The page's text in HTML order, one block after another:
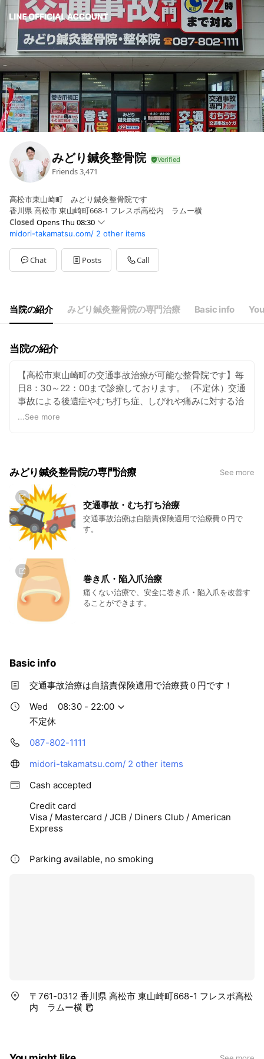
みどり鍼灸整骨院
Friends3,471
高松市東山崎町 みどり鍼灸整骨院です
香川県 高松市 東山崎町668-1 フレスポ高松内 ラムー横
Closed Opens Thu 08:30
Sun08:30 - 22:00
Mon08:30 - 22:00
Tue08:30 - 22:00
Wed08:30 - 22:00
Sat08:30 - 22:00
不定休
midori-takamatsu.com/ 2 other items
Chat Posts Call
当院の紹介 みどり鍼灸整骨院の専門治療 Basic info
当院の紹介
【高松市東山崎町の交通事故治療が可能な整骨院です】毎
日8：30～22：00まで診療しております。（不定休）交通
事故による後遺症やむち打ち症、しびれや痛みに対する治
療が得意です。医療機関と連携し、専門的な治療も可能。
お気軽にご相談ください。
...See more
みどり鍼灸整骨院の専門治療 See more
交通事故・むち打ち治療
交通事故治療は自賠責保険適用で治療費０円で
す。
巻き爪・陥入爪治療
痛くない治療で、安全に巻き爪・陥入爪を改善す
ることができます。
Basic info
交通事故治療は自賠責保険適用で治療費０円です！
Wed
08:30 - 22:00
不定休
087-802-1111
midori-takamatsu.com/ 2 other items
Cash accepted
Credit card
Visa / Mastercard / JCB / Diners Club / American
Express
Parking available, no smoking
〒761-0312 香川県 高松市 東山崎町668-1 フレスポ高松
内 ラムー横